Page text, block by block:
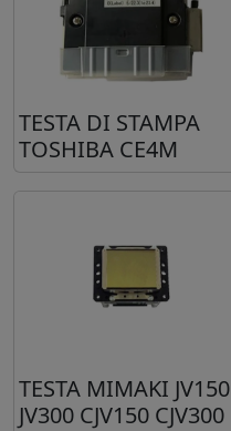
TESTA DI STAMPA
TOSHIBA CE4M
TESTA MIMAKI JV150
JV300 CJV150 CJV300